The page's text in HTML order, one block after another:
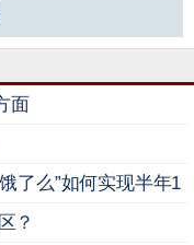
面
了么”如何实现半年1
？